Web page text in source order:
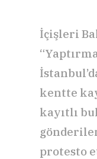
İçişleri
kentte
kayıtlı
protesto